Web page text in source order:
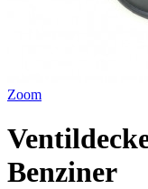
Zoom
Benziner